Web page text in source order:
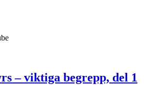
– viktiga begrepp, del 1